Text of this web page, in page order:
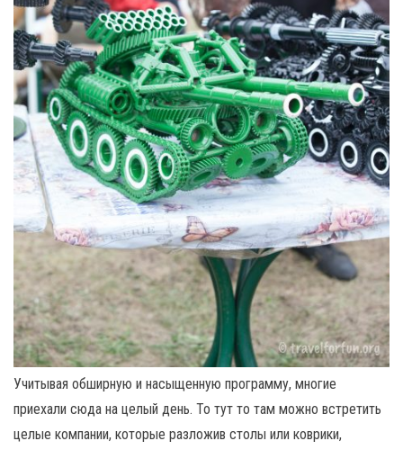
Учитывая обширную и насыщенную программу, многие
приехали сюда на целый день. То тут то там можно встретить
целые компании, которые разложив столы или коврики,